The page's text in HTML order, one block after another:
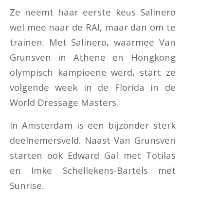
Ze neemt haar eerste keus Salinero
wel mee naar de RAI, maar dan om te
trainen. Met Salinero, waarmee Van
Grunsven in Athene en Hongkong
olympisch kampioene werd, start ze
volgende week in de Florida in de
World Dressage Masters.
In Amsterdam is een bijzonder sterk
deelnemersveld. Naast Van Grunsven
starten ook Edward Gal met Totilas
en Imke Schellekens-Bartels met
Sunrise.